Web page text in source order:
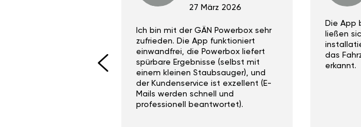
27 März 2026
Ich bin mit der GÄN Powerbox sehr
zufrieden. Die App funktioniert
einwandfrei, die Powerbox liefert
spürbare Ergebnisse (selbst mit
einem kleinen Staubsauger), und
der Kundenservice ist exzellent (E-
Mails werden schnell und
professionell beantwortet).
Die App
ließen
das
erkannt.